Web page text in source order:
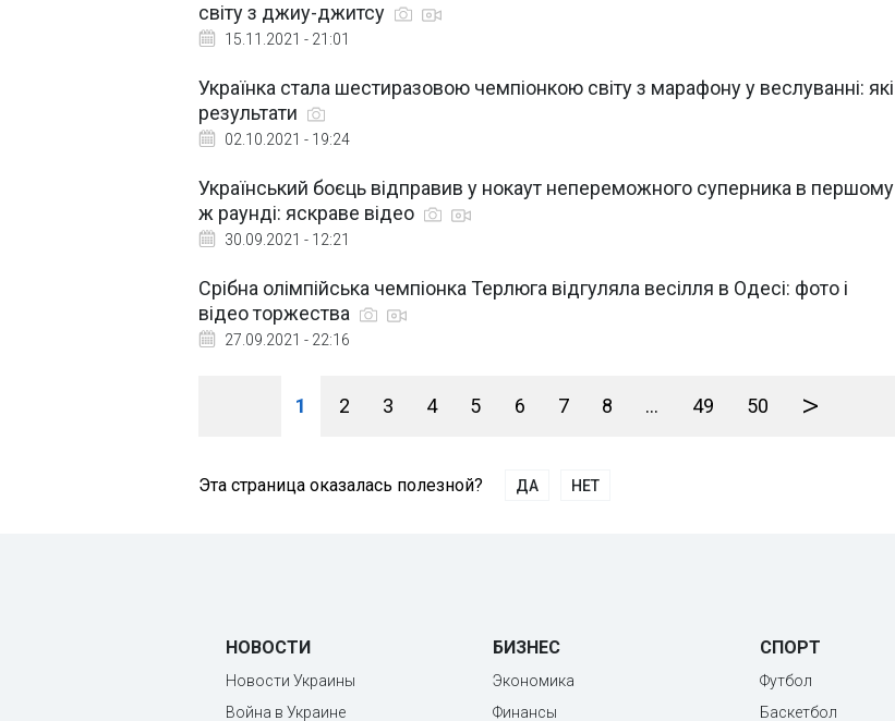
світу з джиу-джитсу
15.11.2021 - 21:01
Українка стала шестиразовою чемпіонкою світу з марафону у веслуванні: які
результати
02.10.2021 - 19:24
Український боєць відправив у нокаут непереможного суперника в першому
ж раунді: яскраве відео
30.09.2021 - 12:21
Срібна олімпійська чемпіонка Терлюга відгуляла весілля в Одесі: фото і
відео торжества
27.09.2021 - 22:16
1 2 3 4 5 6 7 8 ... 49 50 >
Эта страница оказалась полезной? ДА НЕТ
НОВОСТИ
Новости Украины
Война в Украине
БИЗНЕС
Экономика
Финансы
СПОРТ
Футбол
Баскетбол